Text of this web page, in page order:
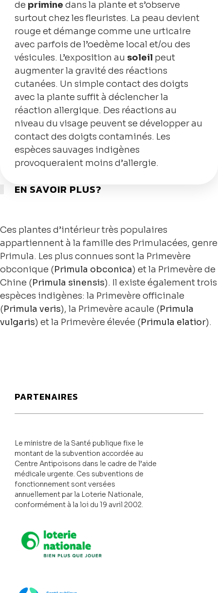
de primine dans la plante et s’observe
surtout chez les fleuristes. La peau devient
rouge et démange comme une urticaire
avec parfois de l’oedème local et/ou des
vésicules. L’exposition au soleil peut
augmenter la gravité des réactions
cutanées. Un simple contact des doigts
avec la plante suffit à déclencher la
réaction allergique. Des réactions au
niveau du visage peuvent se développer au
contact des doigts contaminés. Les
espèces sauvages indigènes
provoqueraient moins d’allergie.
EN SAVOIR PLUS?
Ces plantes d’intérieur très populaires
appartiennent à la famille des Primulacées, genre
Primula. Les plus connues sont la Primevère
obconique (Primula obconica) et la Primevère de
Chine (Primula sinensis). Il existe également trois
espèces indigènes: la Primevère officinale
(Primula veris), la Primevère acaule (Primula
vulgaris) et la Primevère élevée (Primula elatior).
PARTENAIRES
Le ministre de la Santé publique fixe le
montant de la subvention accordée au
Centre Antipoisons dans le cadre de l’aide
médicale urgente. Ces subventions de
fonctionnement sont versées
annuellement par la Loterie Nationale,
conformément à la loi du 19 avril 2002.
Loterie Nationale